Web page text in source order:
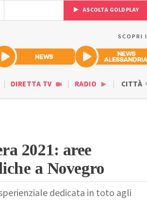
ASCOLTA GOLDPLAY
SCOPRI
DIRETTA TV RADIO CITTÀ
2021: aree
a Novegro
dedicata in toto agli